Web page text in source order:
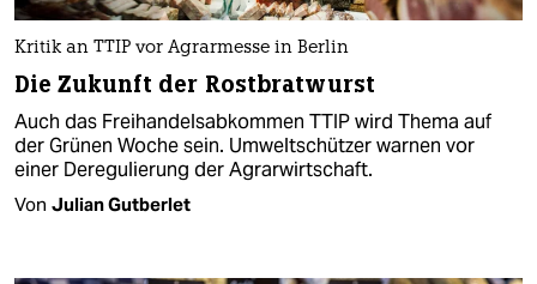
Kritik an TTIP vor Agrarmesse in Berlin
Die Zukunft der Rostbratwurst
Auch das Freihandelsabkommen TTIP wird Thema auf
der Grünen Woche sein. Umweltschützer warnen vor
einer Deregulierung der Agrarwirtschaft.
Von Julian Gutberlet